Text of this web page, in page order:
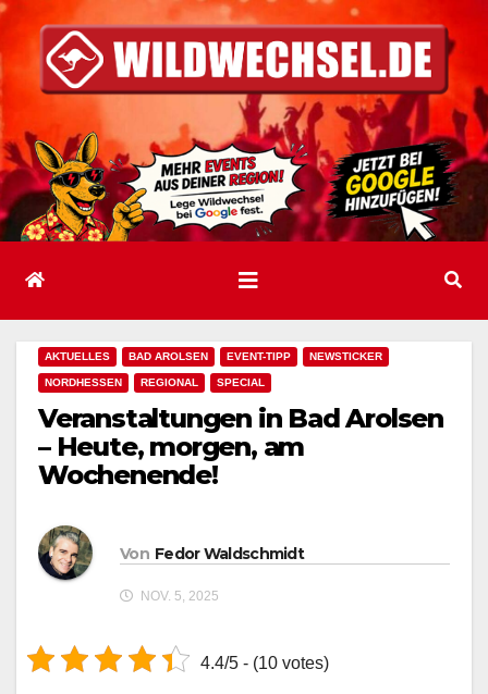
Inhalt
springen
AKTUELLES BAD AROLSEN EVENT-TIPP NEWSTICKER
NORDHESSEN REGIONAL SPECIAL
Veranstaltungen in Bad Arolsen
– Heute, morgen, am
Wochenende!
Von Fedor Waldschmidt
NOV. 5, 2025
4.4/5 - (10 votes)